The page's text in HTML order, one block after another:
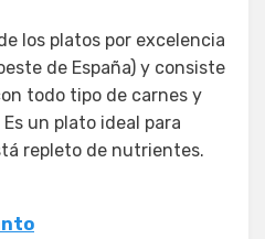
los platos por excelencia
de España) y consiste
todo tipo de carnes y
un plato ideal para
repleto de nutrientes.